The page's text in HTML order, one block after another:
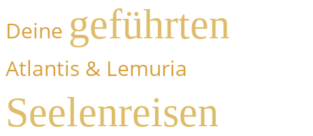
Deine geführten
Atlantis & Lemuria
Seelenreisen